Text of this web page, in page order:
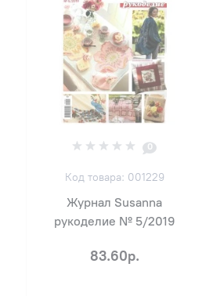
0
Код товара: 001229
Журнал Susanna
рукоделие № 5/2019
83.60р.